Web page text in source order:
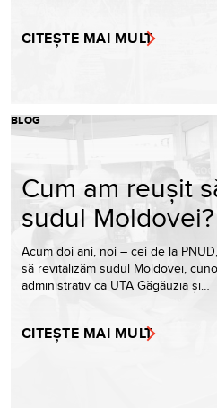
CITEȘTE MAI MULT
BLOG
Cum am reușit
sudul Moldovei?
Acum doi ani, noi – cei de la
să revitalizăm sudul Moldovei,
administrativ ca UTA Găgăuzia și…
CITEȘTE MAI MULT